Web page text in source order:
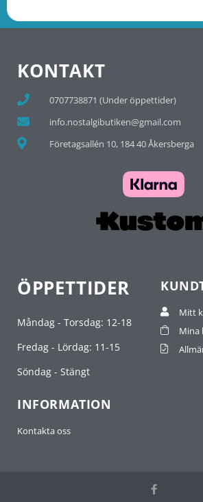
KONTAKT
0707738871 (Under öppettider)
info.nostalgibutiken@gmail.com
Företagsallén 10, 184 40 Åkersberga
ÖPPETTIDER
Måndag - Torsdag: 12-18
Fredag - Lördag: 11-15
Söndag - Stängt
Mitt
Mina
INFORMATION
Kontakta oss